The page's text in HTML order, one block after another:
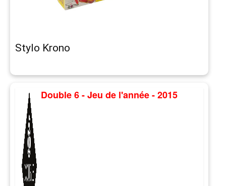
Stylo Krono
Double 6 - Jeu de l'année - 2015